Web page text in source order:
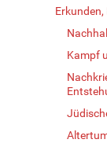
Kampf